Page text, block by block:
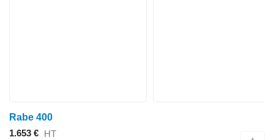
Rabe 400
1.653 €
HT